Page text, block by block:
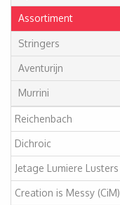
Assortiment
Stringers
Aventurijn
Murrini
Reichenbach
Dichroic
Jetage Lumiere Lusters
Creation is Messy (CiM)